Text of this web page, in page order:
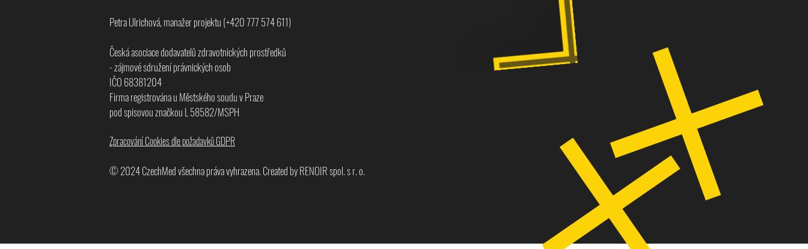
Petra Ulrichová, manažer projektu (+420 777 574 611)
Česká asociace dodavatelů zdravotnických prostředků
- zájmové sdružení právnických osob
IČO 68381204
Firma registrována u Městského soudu v Praze
pod spisovou značkou L 58582/MSPH
Zpracování Cookies dle požadavků GDPR
© 2024CzechMed všechna práva vyhrazena. Created by RENOIR spol. s r. o.